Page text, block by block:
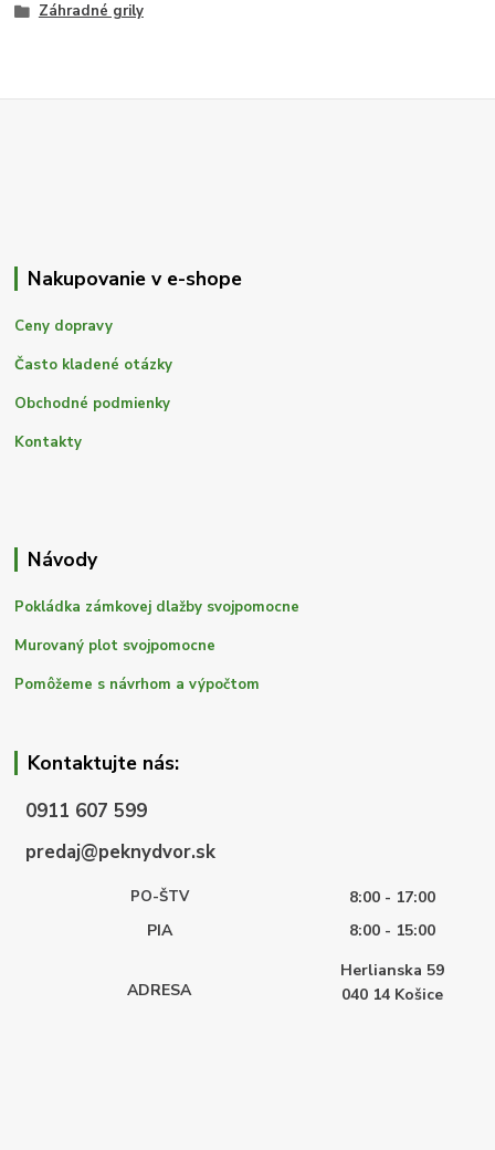
Záhradné grily
Nakupovanie v e-shope
Ceny dopravy
Často kladené otázky
Obchodné podmienky
Kontakty
Návody
Pokládka zámkovej dlažby svojpomocne
Murovaný plot svojpomocne
Pomôžeme s návrhom a výpočtom
Kontaktujte nás:
0911 607 599
predaj@peknydvor.sk
PO-ŠTV
8:00 - 17:00
PIA
8:00 - 15:00
ADRESA
Herlianska 59
040 14 Košice